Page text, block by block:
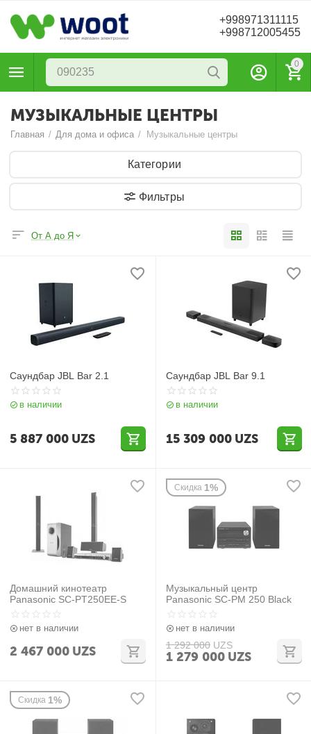
+998971311115
+998712005455
0
МУЗЫКАЛЬНЫЕ ЦЕНТРЫ
Главная / Для дома и офиса / Музыкальные центры
Категории
Фильтры
От А до Я
Саундбар JBL Bar 2.1
в наличии
5 887 000 UZS
Саундбар JBL Bar 9.1
в наличии
15 309 000 UZS
Домашний кинотеатр
Panasonic SC-PT250EE-S
нет в наличии
2 467 000 UZS
Скидка 1%
Музыкальный центр
Panasonic SC-PM 250 Black
нет в наличии
1 292 000 UZS
1 279 000 UZS
Скидка 1%